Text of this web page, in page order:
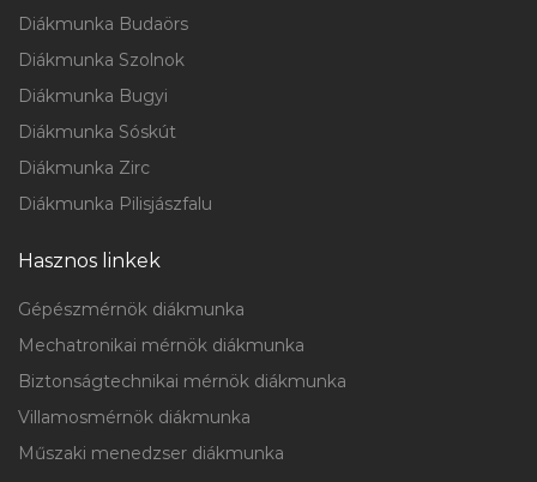
Diákmunka Budaörs
Diákmunka Szolnok
Diákmunka Bugyi
Diákmunka Sóskút
Diákmunka Zirc
Diákmunka Pilisjászfalu
Hasznos linkek
Gépészmérnök diákmunka
Mechatronikai mérnök diákmunka
Biztonságtechnikai mérnök diákmunka
Villamosmérnök diákmunka
Műszaki menedzser diákmunka